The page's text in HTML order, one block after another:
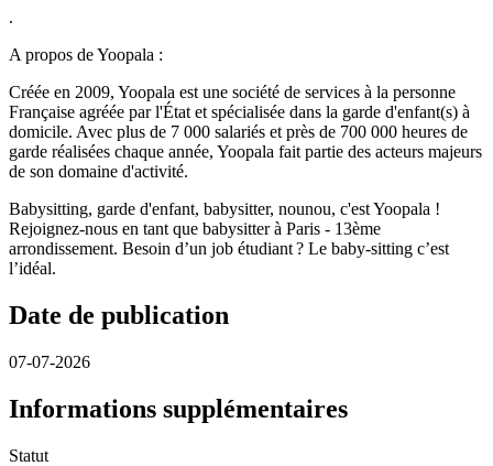
.
A propos de Yoopala :
Créée en 2009, Yoopala est une société de services à la personne
Française agréée par l'État et spécialisée dans la garde d'enfant(s) à
domicile. Avec plus de 7 000 salariés et près de 700 000 heures de
garde réalisées chaque année, Yoopala fait partie des acteurs majeurs
de son domaine d'activité.
Babysitting, garde d'enfant, babysitter, nounou, c'est Yoopala !
Rejoignez-nous en tant que babysitter à Paris - 13ème
arrondissement. Besoin d’un job étudiant ? Le baby-sitting c’est
l’idéal.
Date de publication
07-07-2026
Informations supplémentaires
Statut